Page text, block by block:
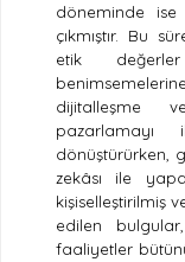
döneminde
çıkmıştır. Bu
etik
dijitalleşme
dönüştürürken,
zekâsı ile
kişiselleştirilmiş
edilen
faaliyetler